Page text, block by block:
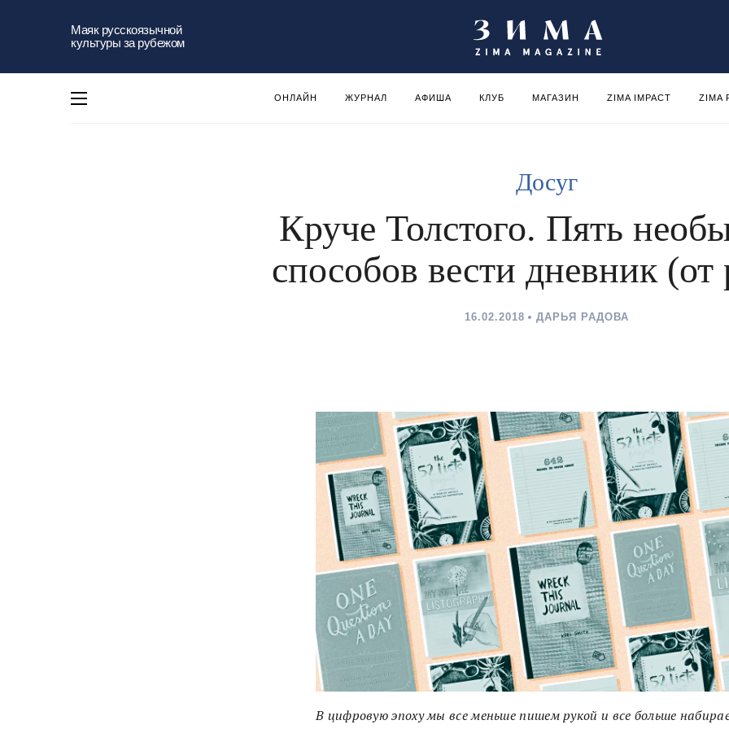
Маяк русскоязычной
культуры за рубежом
ОНЛАЙН ЖУРНАЛ АФИША КЛУБ МАГАЗИН ZIMA IMPACT ZIMA
Досуг
Круче Толстого. Пять
способов вести дневник (от
16.02.2018 ДАРЬЯ РАДОВА
В цифровую эпоху мы все меньше пишем рукой и все больше